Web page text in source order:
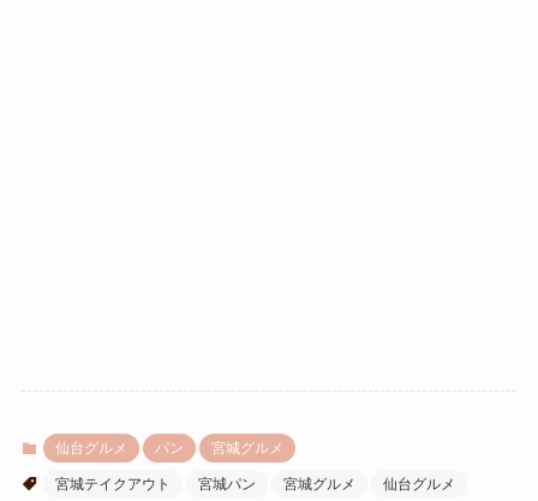
仙台グルメ パン 宮城グルメ
宮城テイクアウト 宮城パン 宮城グルメ 仙台グルメ